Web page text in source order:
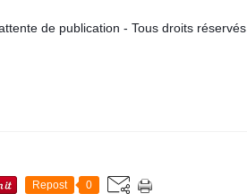
de publication - Tous droits réservés
Repost 0